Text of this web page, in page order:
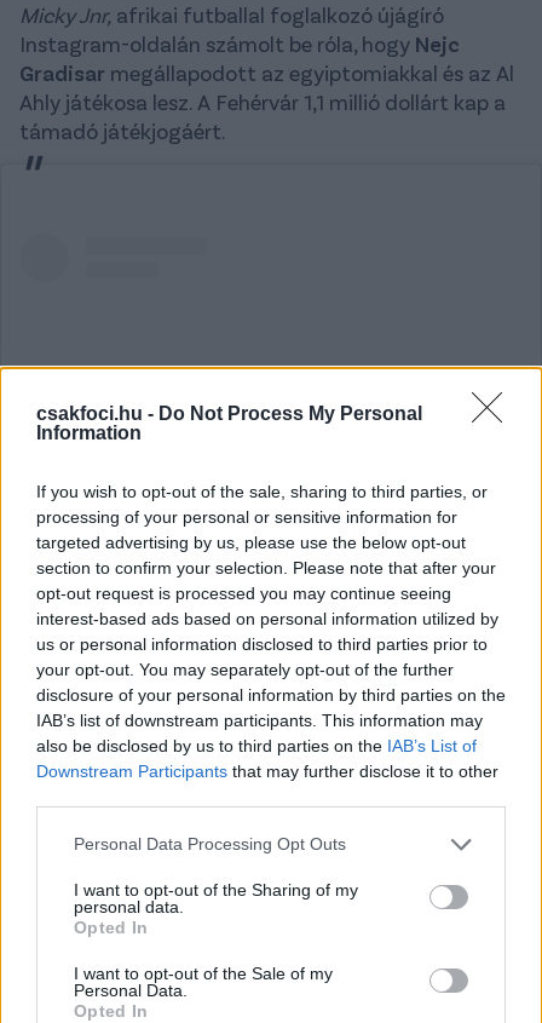
csakfoci.hu - Do Not Process My Personal
Information
If you wish to opt-out of the sale, sharing to third parties, or
processing of your personal or sensitive information for
targeted advertising by us, please use the below opt-out
section to confirm your selection. Please note that after your
opt-out request is processed you may continue seeing
interest-based ads based on personal information utilized by
us or personal information disclosed to third parties prior to
your opt-out. You may separately opt-out of the further
disclosure of your personal information by third parties on the
IAB’s list of downstream participants. This information may
also be disclosed by us to third parties on the IAB’s List of
Downstream Participants that may further disclose it to other
Please note that this website/app uses one or more Google
not limited to your visit or usage behaviour. You may click to
grant or deny consent to Google and its third-party tags to
use your data for below specified purposes in below Google
consent section.
Personal Data Processing Opt Outs
I want to opt-out of the Sharing of my
personal data.
Opted In
I want to opt-out of the Sale of my
Personal Data.
Opted In
Micky Jnr, afrikai futballal foglalkozó újágíró
Instagram-oldalán számolt be róla, hogy Nejc
Gradisar megállapodott az egyiptomiakkal és az Al
Ahly játékosa lesz. A Fehérvár 1,1 millió dollárt kap a
támadó játékjogáért.
A bejegyzés megtekintése az Instagramon
Micky Jnr ✪ (@mickyjnrofficial) által megosztott bejegyzés
Gradisar fizetése az első félévben 350 ezer dollár
lesz, 2026-tól pedig 100 ezer dollárral nő majd a